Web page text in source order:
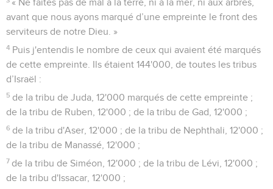
« Ne faites pas de mal à la terre, ni à la mer, ni aux arbres,
avant que nous ayons marqué d’une empreinte le front des
serviteurs de notre Dieu. »
4 Puis j'entendis le nombre de ceux qui avaient été marqués
de cette empreinte. Ils étaient 144'000, de toutes les tribus
d’Israël :
5 de la tribu de Juda, 12'000 marqués de cette empreinte ;
de la tribu de Ruben, 12'000 ; de la tribu de Gad, 12'000 ;
6 de la tribu d'Aser, 12'000 ; de la tribu de Nephthali, 12'000 ;
de la tribu de Manassé, 12'000 ;
7 de la tribu de Siméon, 12'000 ; de la tribu de Lévi, 12'000 ;
de la tribu d'Issacar, 12'000 ;